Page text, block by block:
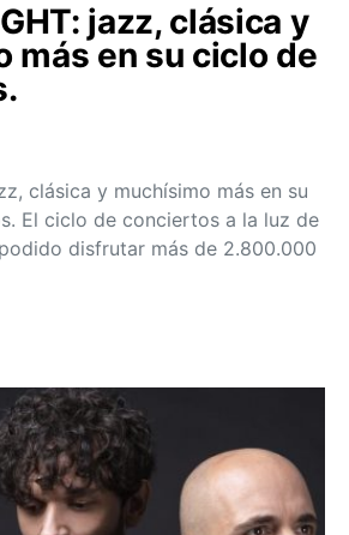
jazz, clásica y
más en su ciclo de
clásica y muchísimo más en su
El ciclo de conciertos a la luz de
disfrutar más de 2.800.000